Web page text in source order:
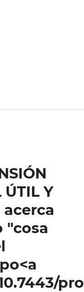
ÚTIL Y
acerca
"cosa